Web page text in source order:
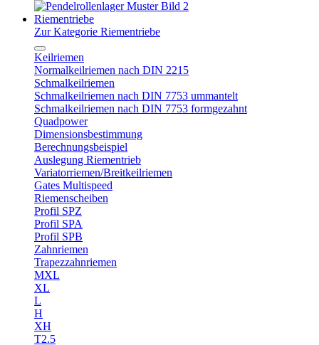
Riementriebe
Zur Kategorie Riementriebe
Keilriemen
Normalkeilriemen nach DIN 2215
Schmalkeilriemen
Schmalkeilriemen nach DIN 7753 ummantelt
Schmalkeilriemen nach DIN 7753 formgezahnt
Quadpower
Dimensionsbestimmung
Berechnungsbeispiel
Auslegung Riementrieb
Variatorriemen/Breitkeilriemen
Gates Multispeed
Riemenscheiben
Profil SPZ
Profil SPA
Profil SPB
Zahnriemen
Trapezzahnriemen
MXL
XL
L
H
XH
T2.5